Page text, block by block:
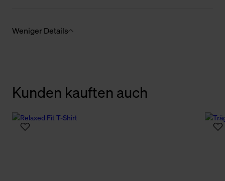
Weniger Details
Kunden kauften auch